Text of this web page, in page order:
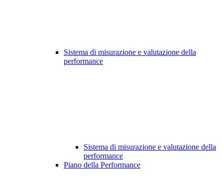
Sistema di misurazione e valutazione della
performance
Sistema di misurazione e valutazione della
performance
Piano della Performance